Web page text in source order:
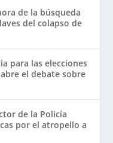
de la búsqueda
del colapso de
para las elecciones
el debate sobre
de la Policía
por el atropello a